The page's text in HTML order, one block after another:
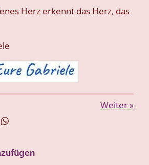
Herz erkennt das Herz, das
Weiter»
T
l